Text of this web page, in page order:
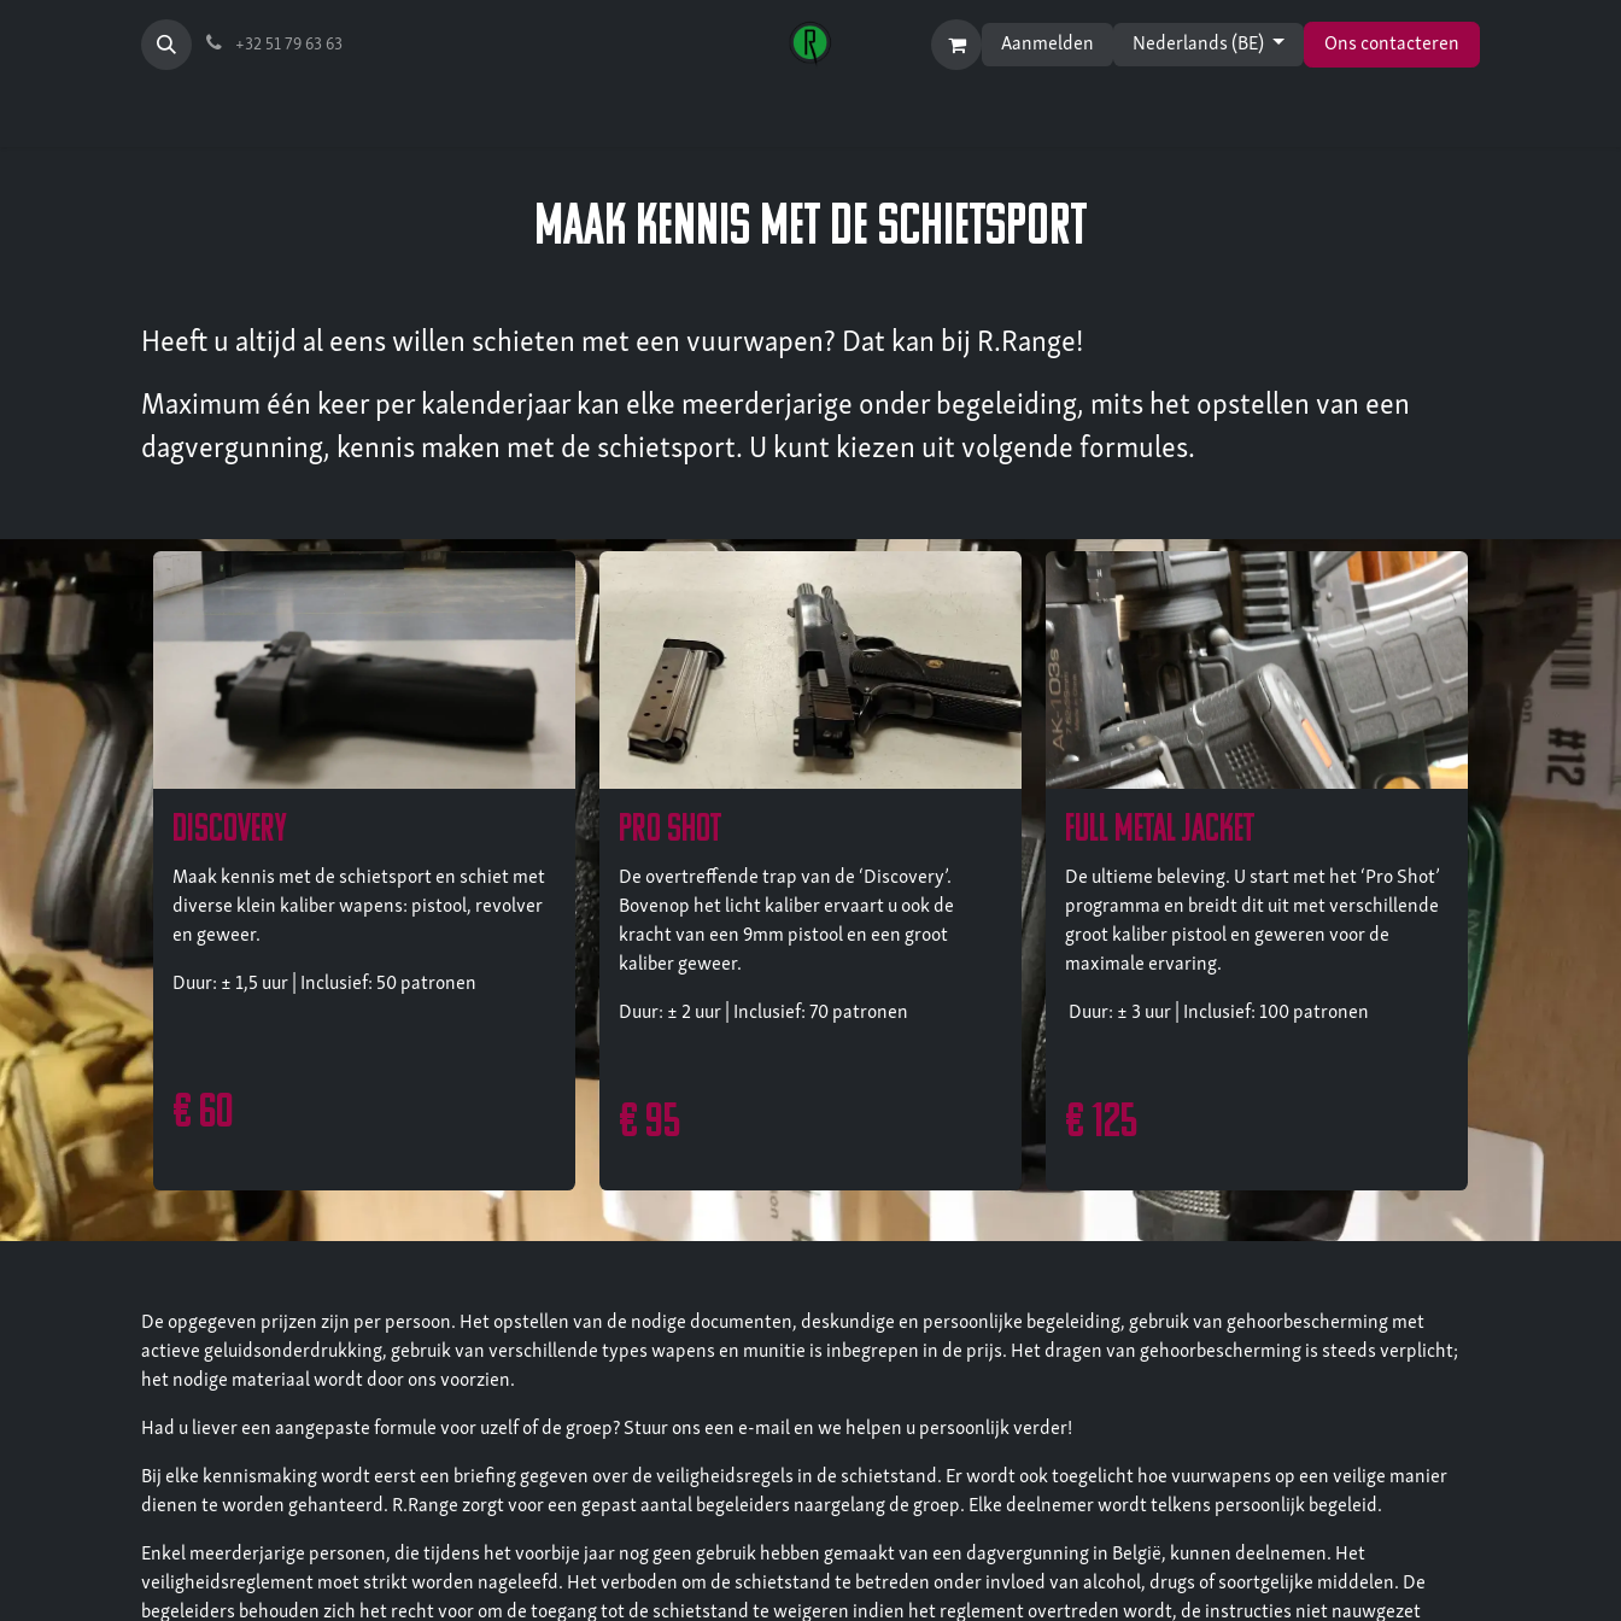
+32 51 79 63 63 Aanmelden Nederlands (BE) Ons contacteren
maak kennis met de schietsport
Heeft u altijd al eens willen schieten met een vuurwapen? Dat kan bij R.Range!
Maximum één keer per kalenderjaar kan elke meerderjarige onder begeleiding, mits het opstellen van een
dagvergunning, kennis maken met de schietsport. U kunt kiezen uit volgende formules.
discovery
Maak kennis met de schietsport en schiet met
diverse klein kaliber wapens: pistool, revolver
en geweer.
Duur: ± 1,5 uur | Inclusief: 50 patronen
€ 60
pro shot
De overtreffende trap van de ‘Discovery’.
Bovenop het licht kaliber ervaart u ook de
kracht van een 9mm pistool en een groot
kaliber geweer.
Duur: ± 2 uur | Inclusief: 70 patronen
€ 95
full metal jacket
De ultieme beleving. U start met het ‘Pro Shot’
programma en breidt dit uit met verschillende
groot kaliber pistool en geweren voor de
maximale ervaring.
Duur: ± 3 uur | Inclusief: 100 patronen
€ 125
De opgegeven prijzen zijn per persoon. Het opstellen van de nodige documenten, deskundige en persoonlijke begeleiding, gebruik van gehoorbescherming met
actieve geluidsonderdrukking, gebruik van verschillende types wapens en munitie is inbegrepen in de prijs. Het dragen van gehoorbescherming is steeds verplicht;
het nodige materiaal wordt door ons voorzien.
Had u liever een aangepaste formule voor uzelf of de groep? Stuur ons een e-mail en we helpen u persoonlijk verder!
Bij elke kennismaking wordt eerst een briefing gegeven over de veiligheidsregels in de schietstand. Er wordt ook toegelicht hoe vuurwapens op een veilige manier
dienen te worden gehanteerd. R.Range zorgt voor een gepast aantal begeleiders naargelang de groep. Elke deelnemer wordt telkens persoonlijk begeleid.
Enkel meerderjarige personen, die tijdens het voorbije jaar nog geen gebruik hebben gemaakt van een dagvergunning in België, kunnen deelnemen. Het
veiligheidsreglement moet strikt worden nageleefd. Het verboden om de schietstand te betreden onder invloed van alcohol, drugs of soortgelijke middelen. De
begeleiders behouden zich het recht voor om de toegang tot de schietstand te weigeren indien het reglement overtreden wordt, de instructies niet nauwgezet